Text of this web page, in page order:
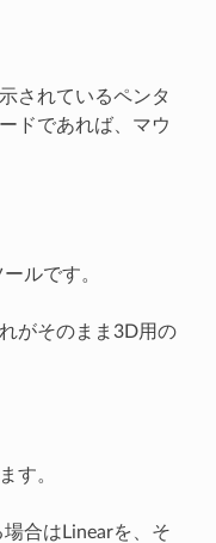
されているペンタ
ドであれば、マウ
ルです。
がそのまま3D用の
す。
合はLinearを、そ